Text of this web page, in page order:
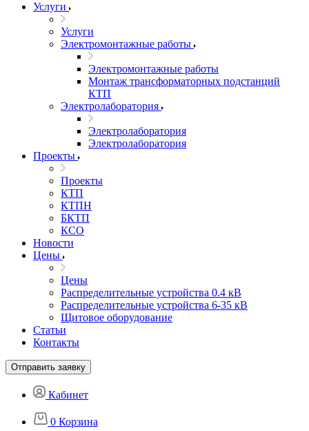
Услуги
Услуги
Электромонтажные работы
Электромонтажные работы
Монтаж трансформаторных подстанций
КТП
Электролаборатория
Электролаборатория
Электролаборатория
Проекты
Проекты
КТП
КТПН
БКТП
КСО
Новости
Цены
Цены
Распределительные устройства 0.4 кВ
Распределительные устройства 6-35 кВ
Щитовое оборудование
Статьи
Контакты
Отправить заявку
Кабинет
0 Корзина